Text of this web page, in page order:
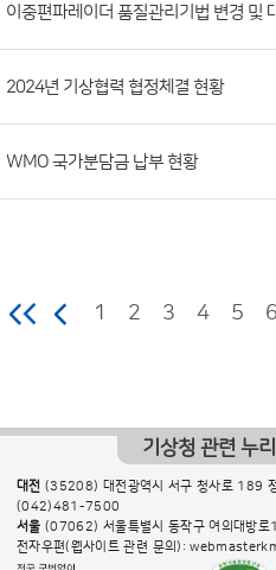
이중편파레이더 품질관리기법 변경 및
2024년 기상협력 협정체결 현황
WMO 국가분담금 납부 현황
1 2 3 4 5 6
기상청 관련 누
대전 (35208) 대전광역시 서구 청사로 189
(042)481-7500
서울 (07062) 서울특별시 동작구 여의대방
전자우편(웹사이트 관련 문의):